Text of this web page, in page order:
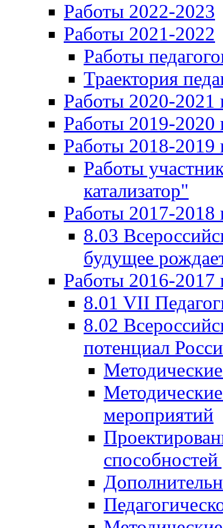
Работы 2022-2023
Работы 2021-2022
Работы
Траектория
Работы 2020-2021
Работы 2019-2020
Работы 2018-2019
Работы
катализатор"
Работы 2017-2018
8.03
будущее
Работы 2016-2017
8.01 VII
8.02
потенциал
мероприятий